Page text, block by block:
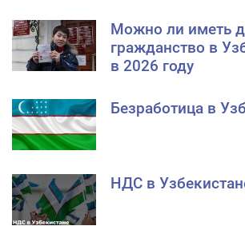
Можно ли иметь
гражданство в
в 2026 году
Безработица в
НДС в